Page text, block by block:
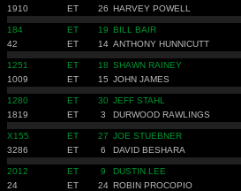
1910
ET 26 HARVEY POWELL
184 ET 19 BILL BAIR
42
ET 14 ANTHONY HUNNICUTT
1251 ET 18 SHAWN RAINEY
1009
ET 15 JOHN JAMES
1280 ET 30 JEFF STAHL
1819
ET 3 DURWOOD RAWLINGS
X155 ET 27 JOE STUEBNER
3286
ET 6 DAVID BESHARA
2012 ET 9 DUSTIN LEE
24
ET 24 ROBIN PROCOPIO